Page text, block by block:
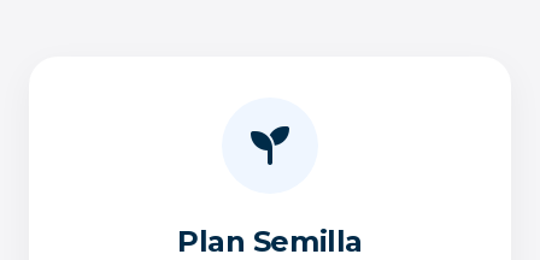
Plan Semilla